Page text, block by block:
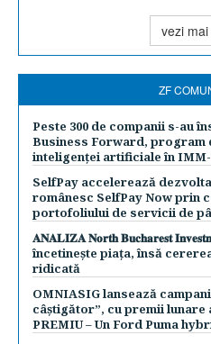
vezi
ZF
Peste 300 de companii s-au
Business Forward, program
inteligenței artificiale în
SelfPay accelerează
românesc SelfPay Now prin
portofoliului de servicii de
𝐀𝐍𝐀𝐋𝐈𝐙𝐀 𝐍𝐨𝐫𝐭𝐡 𝐁𝐮𝐜𝐡𝐚𝐫𝐞𝐬𝐭
încetinește piața, însă
ridicată
OMNIASIG lansează
câștigător”, cu premii
PREMIU – Un Ford Puma